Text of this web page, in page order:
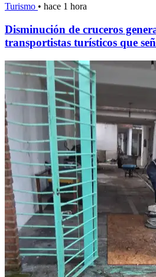
Turismo • hace 1 hora
Disminución de cruceros
transportistas turísticos que